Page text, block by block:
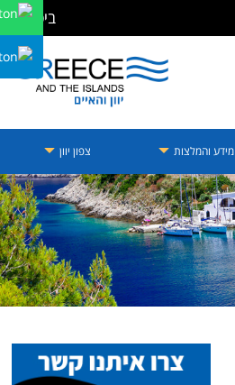
ביטוח
מידע והמלצות צפון יוון